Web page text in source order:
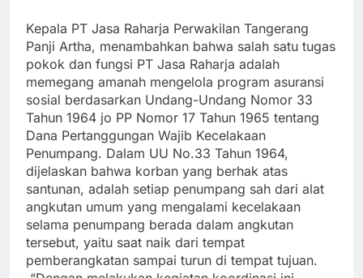
Kepala PT Jasa Raharja Perwakilan Tangerang
Panji Artha, menambahkan bahwa salah satu tugas
pokok dan fungsi PT Jasa Raharja adalah
memegang amanah mengelola program asuransi
sosial berdasarkan Undang-Undang Nomor 33
Tahun 1964 jo PP Nomor 17 Tahun 1965 tentang
Dana Pertanggungan Wajib Kecelakaan
Penumpang. Dalam UU No.33 Tahun 1964,
dijelaskan bahwa korban yang berhak atas
santunan, adalah setiap penumpang sah dari alat
angkutan umum yang mengalami kecelakaan
selama penumpang berada dalam angkutan
tersebut, yaitu saat naik dari tempat
pemberangkatan sampai turun di tempat tujuan.